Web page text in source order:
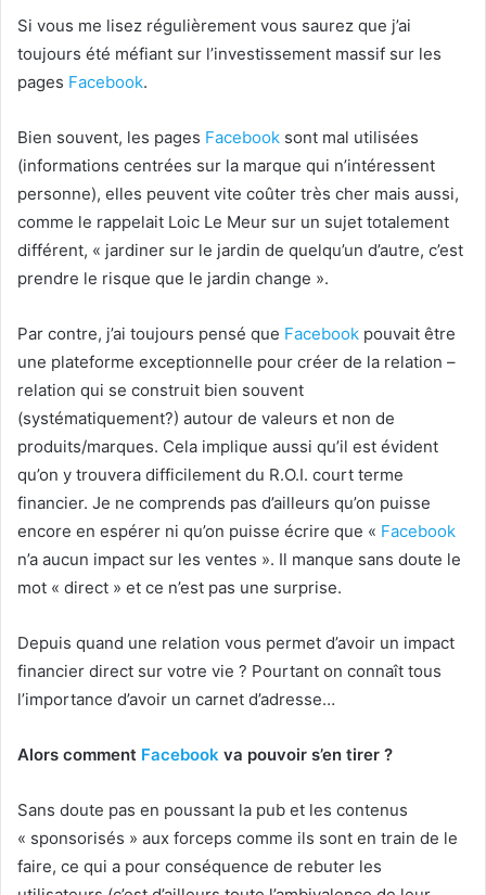
Si vous me lisez régulièrement vous saurez que j’ai
toujours été méfiant sur l’investissement massif sur les
pages Facebook.
Bien souvent, les pages Facebook sont mal utilisées
(informations centrées sur la marque qui n’intéressent
personne), elles peuvent vite coûter très cher mais aussi,
comme le rappelait Loic Le Meur sur un sujet totalement
différent, « jardiner sur le jardin de quelqu’un d’autre, c’est
prendre le risque que le jardin change ».
Par contre, j’ai toujours pensé que Facebook pouvait être
une plateforme exceptionnelle pour créer de la relation –
relation qui se construit bien souvent
(systématiquement?) autour de valeurs et non de
produits/marques. Cela implique aussi qu’il est évident
qu’on y trouvera difficilement du R.O.I. court terme
financier. Je ne comprends pas d’ailleurs qu’on puisse
encore en espérer ni qu’on puisse écrire que « Facebook
n’a aucun impact sur les ventes ». Il manque sans doute le
mot « direct » et ce n’est pas une surprise.
Depuis quand une relation vous permet d’avoir un impact
financier direct sur votre vie ? Pourtant on connaît tous
l’importance d’avoir un carnet d’adresse…
Alors comment Facebook va pouvoir s’en tirer ?
Sans doute pas en poussant la pub et les contenus
« sponsorisés » aux forceps comme ils sont en train de le
faire, ce qui a pour conséquence de rebuter les